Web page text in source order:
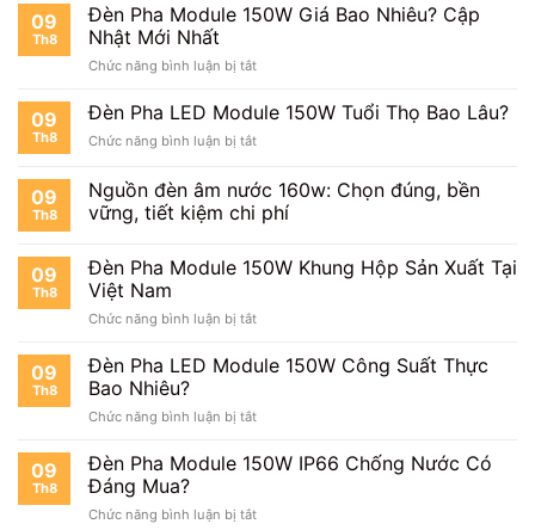
Có
Điện
09
Th8
Đèn Pha Module 150W Giá Bao Nhiêu? Cập
Nhật Mới Nhất
Chức năng bình luận bị tắtở
Pha
Module
150W
Bao
Nhiêu?
Cập
Mới
09
Th8
Đèn Pha LED Module 150W Tuổi Thọ Bao Lâu?
Chức năng bình luận bị tắtở
Pha
LED
Module
Tuổi
Thọ
Lâu?
09
Th8
Nguồn đèn âm nước 160w: Chọn đúng, bền
vững, tiết kiệm chi phí
09
Th8
Đèn Pha Module 150W Khung Hộp Sản Xuất Tại
Việt Nam
Chức năng bình luận bị tắtở
Pha
Module
Khung
Sản
Việt
09
Th8
Đèn Pha LED Module 150W Công Suất Thực
Bao Nhiêu?
Chức năng bình luận bị tắtở
Pha
LED
150W
09
Th8
Đèn Pha Module 150W IP66 Chống Nước Có
Đáng Mua?
Chức năng bình luận bị tắtở